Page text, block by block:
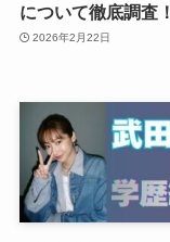
について徹底調査！
2026年2月22日